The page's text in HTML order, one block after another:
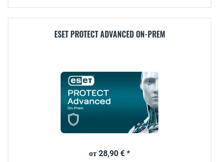
ESET PROTECT ADVANCED ON-PREM
от 28,90 € *